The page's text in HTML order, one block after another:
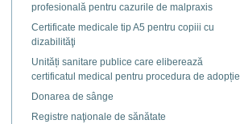
profesională pentru cazurile de malpraxis
Certificate medicale tip A5 pentru copiii cu
dizabilităţi
Unități sanitare publice care eliberează
certificatul medical pentru procedura de adopție
Donarea de sânge
Registre naţionale de sănătate